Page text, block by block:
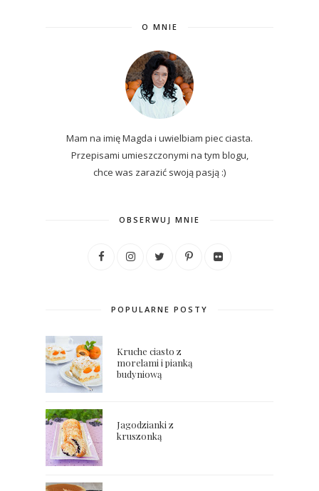
O MNIE
Mam na imię Magda i uwielbiam piec ciasta.
Przepisami umieszczonymi na tym blogu,
chce was zarazić swoją pasją :)
OBSERWUJ MNIE
POPULARNE POSTY
Kruche ciasto z
morelami i pianką
budyniową
Jagodzianki z
kruszonką